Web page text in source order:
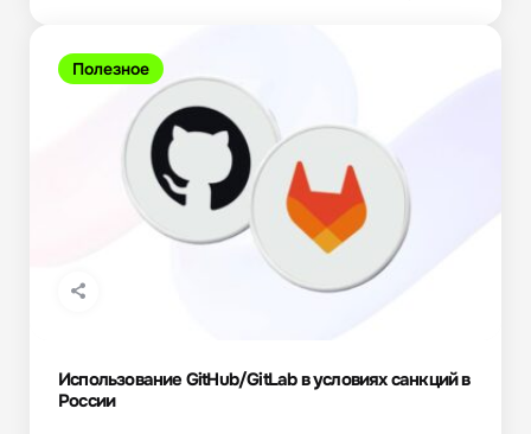
Полезное
Использование GitHub/GitLab в условиях санкций в
России